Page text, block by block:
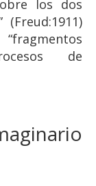
los dos
de